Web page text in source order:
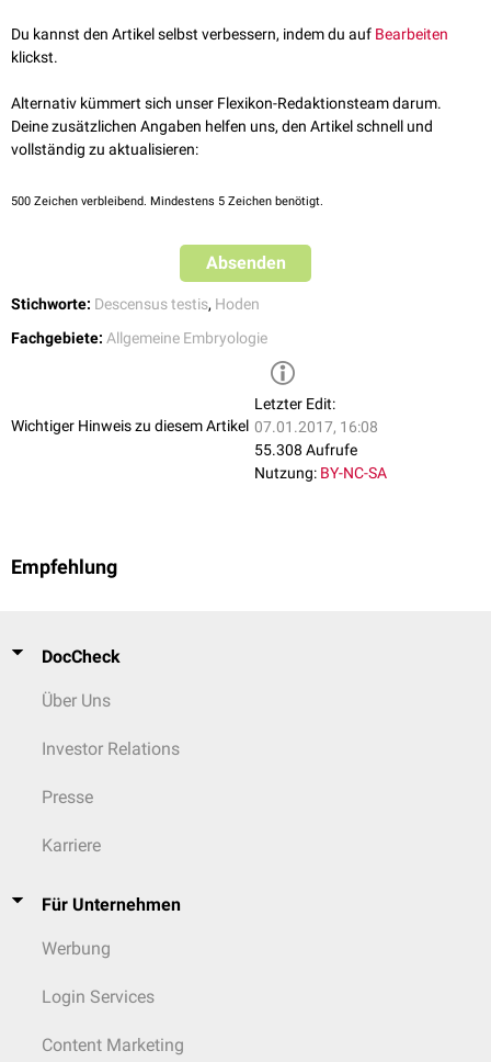
epididymidis
).
Du kannst den Artikel selbst verbessern, indem du auf Bearbeiten
klickst.
Alternativ kümmert sich unser Flexikon-Redaktionsteam darum.
Deine zusätzlichen Angaben helfen uns, den Artikel schnell und
vollständig zu aktualisieren:
500 Zeichen verbleibend. Mindestens 5 Zeichen benötigt.
Absenden
Stichworte: Descensus testis, Hoden
Fachgebiete: Allgemeine Embryologie
Wichtiger Hinweis zu diesem Artikel
Letzter Edit:
07.01.2017, 16:08
55.308 Aufrufe
Nutzung: BY-NC-SA
Empfehlung
DocCheck
Über Uns
Investor Relations
Presse
Karriere
Für Unternehmen
Werbung
Login Services
Content Marketing